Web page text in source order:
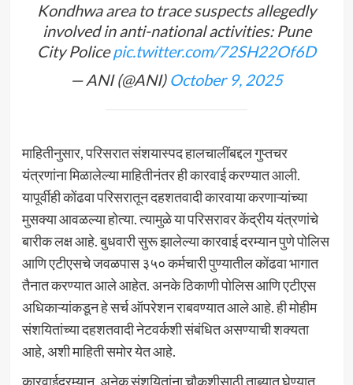
Kondhwa area to trace suspects allegedly
involved in anti-national activities: Pune
City Policepic.twitter.com/72SH22Of6D
— ANI (@ANI) October 9, 2025
माहितीनुसार, परिसरात संशयास्पद हालचालींबद्दल गुप्तचर
यंत्रणांना मिळालेल्या माहितीनंतर ही कारवाई करण्यात आली.
यापूर्वीही कोंढवा परिसरातून दहशतवादी कारवाया करणाऱ्यांच्या
मुसक्या आवळल्या होत्या. त्यामुळे या परिसरावर केंद्रीय यंत्रणांचे
बारीक लक्ष आहे. बुधवारी सुरू झालेल्या कारवाई दरम्यान पुणे पोलिस
आणि एटीएसचे जवळपास ३५० कर्मचारी पुण्यातील कोंढवा भागात
तैनात करण्यात आले आहेत. अनके ठिकाणी पोलिस आणि एटीएस
अधिकाऱ्यांकडून हे सर्च ऑपरेशन राबवण्यात आले आहे. ही मोहीम
संशयितांच्या दहशतवादी नेटवर्कशी संबंधित असण्याची शक्यता
आहे, अशी माहिती समोर येत आहे.
कारवाईदरम्यान, अनेक संशयितांना चौकशीसाठी ताब्यात घेण्यात